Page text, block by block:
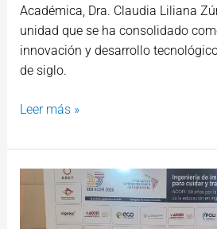
Académica, Dra. Claudia Liliana
unidad que se ha consolidado
innovación y desarrollo
de siglo.
Leer más »
fortalece